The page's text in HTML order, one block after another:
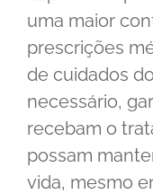
uma maior
prescrições
de cuidados
necessário,
recebam o
possam
vida, mesmo